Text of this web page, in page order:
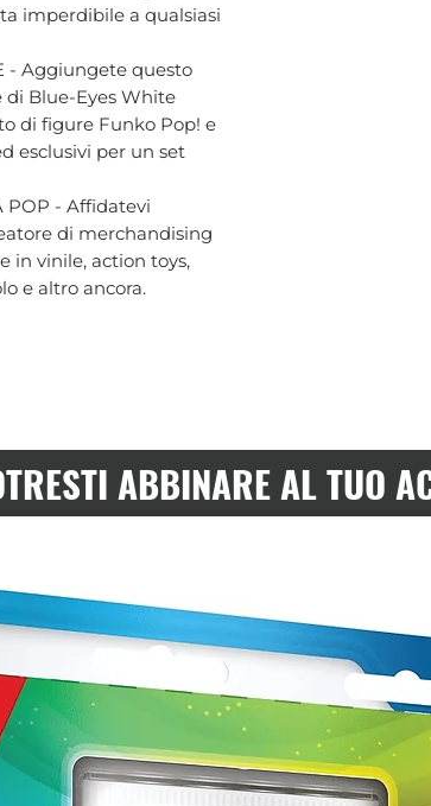
imperdibile a qualsiasi
- Aggiungete questo
di Blue-Eyes White
di figure Funko Pop! e
esclusivi per un set
POP - Affidatevi
di merchandising
in vinile, action toys,
e altro ancora.
ABBINARE AL TUO